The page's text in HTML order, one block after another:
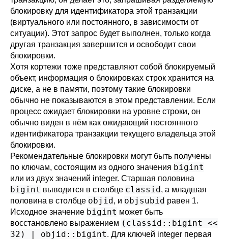
блокировку для идентификатора этой транзакции
(виртуального или постоянного, в зависимости от
ситуации). Этот запрос будет выполнен, только когда
другая транзакция завершится и освободит свои
блокировки.
Хотя кортежи тоже представляют собой блокируемый
объект, информация о блокировках строк хранится на
диске, а не в памяти, поэтому такие блокировки
обычно не показываются в этом представлении. Если
процесс ожидает блокировки на уровне строки, он
обычно виден в нём как ожидающий постоянного
идентификатора транзакции текущего владельца этой
блокировки.
Рекомендательные блокировки могут быть получены
по ключам, состоящим из одного значения bigint
или из двух значений integer. Старшая половина
bigint выводится в столбце classid, а младшая
половина в столбце objid, и objsubid равен 1.
Исходное значение bigint может быть
восстановлено выражением (classid::bigint <<
32) | objid::bigint. Для ключей integer первая